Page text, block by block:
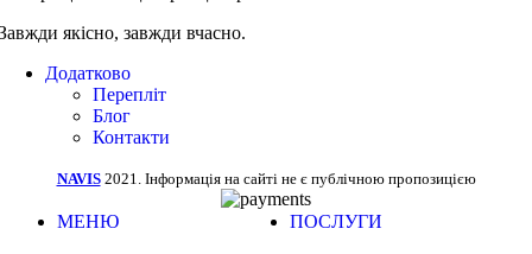
якісно, завжди вчасно.
Додатково
Перепліт
Блог
Контакти
NAVIS 2021. Інформація на сайті не є публічною пропозицією
МЕНЮ ПОСЛУГИ